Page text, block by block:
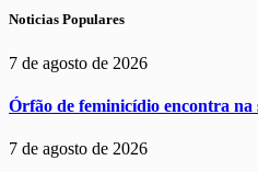
Noticias Populares
7 de agosto de 2026
Órfão de feminicídio encontra
7 de agosto de 2026